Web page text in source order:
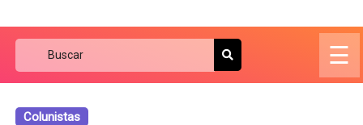
☰
Colunistas